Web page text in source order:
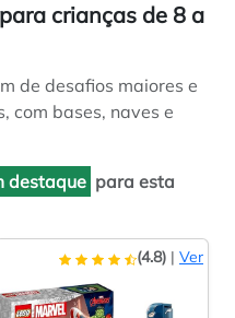
crianças de 8 a
de desafios maiores e
com bases, naves e
destaque para esta
(4.8) | Ver